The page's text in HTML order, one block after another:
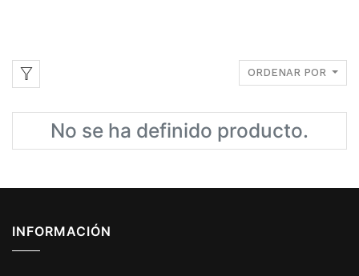
ORDENAR POR
No se ha definido producto.
INFORMACIÓN